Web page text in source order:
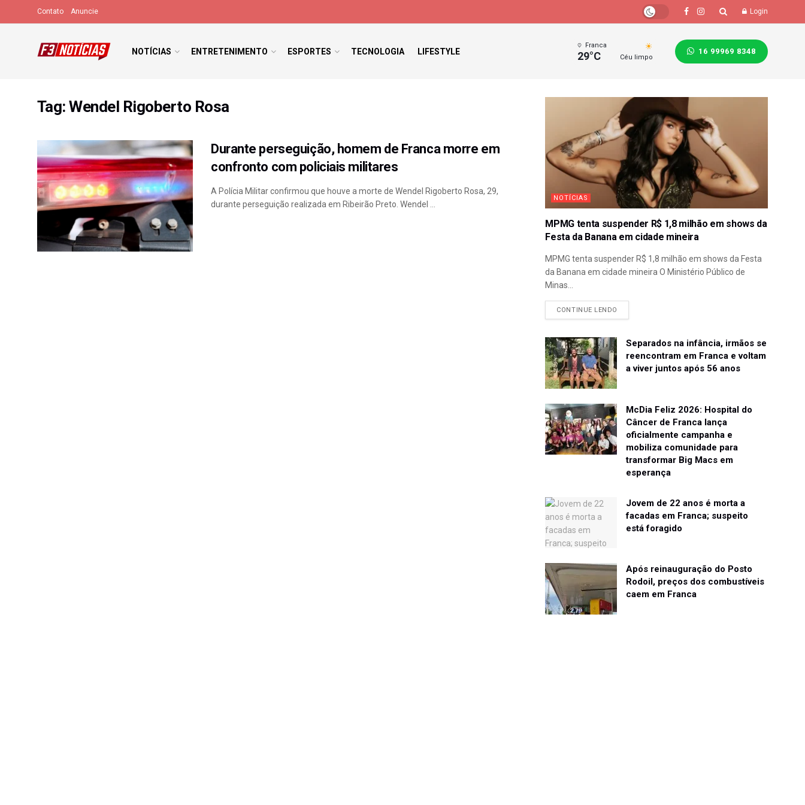
Contato Anuncie Login
NOTÍCIAS ENTRETENIMENTO ESPORTES TECNOLOGIA LIFESTYLE
Franca
29°C Céu limpo
16 99969 8348
Tag:Wendel Rigoberto Rosa
Durante perseguição, homem de Franca morre em
confronto com policiais militares
A Polícia Militar confirmou que houve a morte de Wendel Rigoberto Rosa, 29,
durante perseguição realizada em Ribeirão Preto. Wendel ...
NOTÍCIAS
MPMG tenta suspender R$ 1,8 milhão em shows da
Festa da Banana em cidade mineira
MPMG tenta suspender R$ 1,8 milhão em shows da Festa
da Banana em cidade mineira O Ministério Público de
Minas...
CONTINUE LENDO
Separados na infância, irmãos se
reencontram em Franca e voltam
a viver juntos após 56 anos
McDia Feliz 2026: Hospital do
Câncer de Franca lança
oficialmente campanha e
mobiliza comunidade para
transformar Big Macs em
esperança
Jovem de 22 anos é morta a
facadas em Franca; suspeito
está foragido
Após reinauguração do Posto
Rodoil, preços dos combustíveis
caem em Franca